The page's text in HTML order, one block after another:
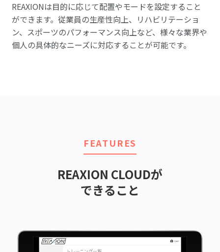
REAXIONは目的に応じて配置やモードを設定すること
ができます。従業員の生産性向上、リハビリテーショ
ン、スポーツのパフォーマンス向上など、様々な業界や
個人の具体的なニーズに対応することが可能です。
FEATURES
REAXION CLOUDが
できること